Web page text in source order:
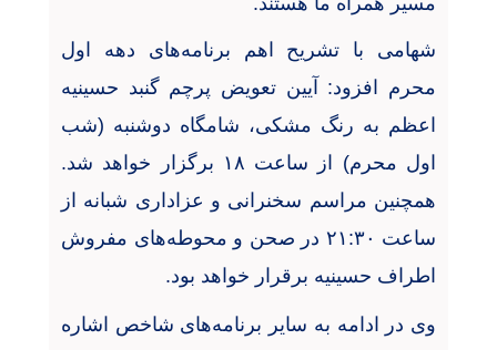
شهامی با تشریح اهم برنامه‌های دهه اول
محرم افزود: آیین تعویض پرچم گنبد حسینیه
اعظم به رنگ مشکی، شامگاه دوشنبه (شب
اول محرم) از ساعت ۱۸ برگزار خواهد شد.
همچنین مراسم سخنرانی و عزاداری شبانه از
ساعت ۲۱:۳۰ در صحن و محوطه‌های مفروش
اطراف حسینیه برقرار خواهد بود.
وی در ادامه به سایر برنامه‌های شاخص اشاره